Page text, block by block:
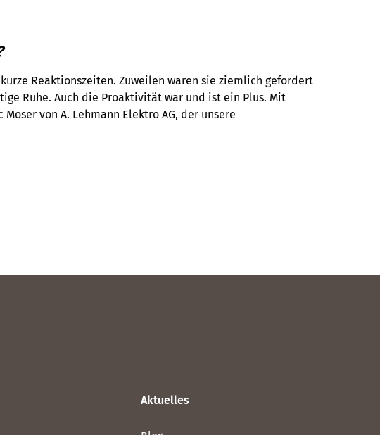
Reaktionszeiten. Zuweilen waren sie ziemlich gefordert
Ruhe. Auch die Proaktivität war und ist ein Plus. Mit
von A. Lehmann Elektro AG, der unsere
Aktuelles